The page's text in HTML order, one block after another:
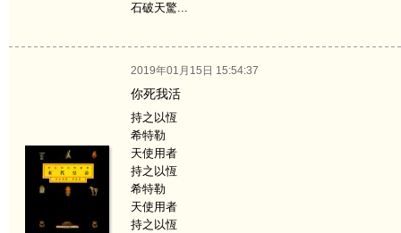
石破天驚...
2019年01月15日 15:54:37
你死我活
持之以恆
希特勒
天使用者
持之以恆
希特勒
天使用者
持之以恆